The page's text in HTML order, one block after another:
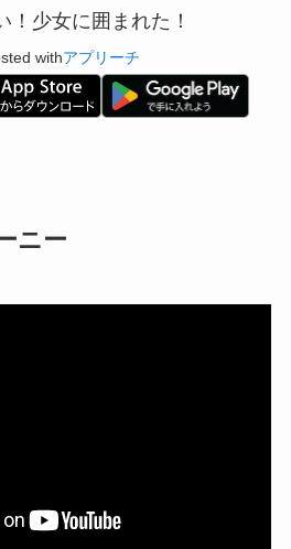
！少女に囲まれた！
withアプリーチ
ニー